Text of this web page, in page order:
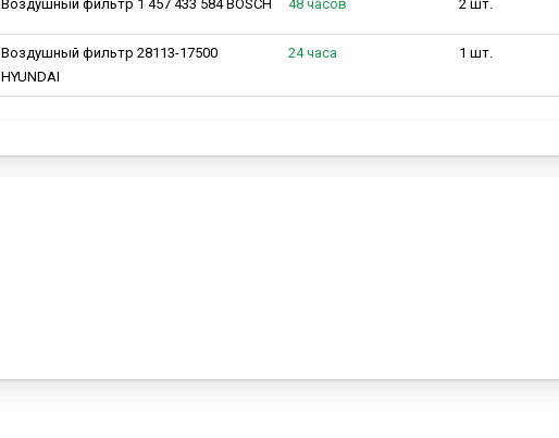
Воздушный фильтр 1 457 433 584 BOSCH 48 часов 2 шт.
Воздушный фильтр 28113-17500
HYUNDAI
24 часа 1 шт.